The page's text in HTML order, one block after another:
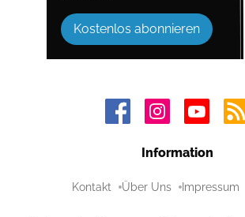
Kostenlos abonnieren
Information
Kontakt Über Uns Impressum